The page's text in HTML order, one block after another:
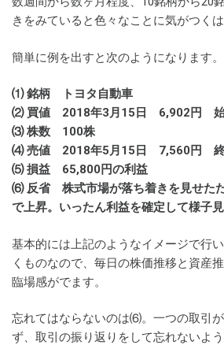
きをみていると色々なことに気がつくは
簡単に例を出すと次のようになります。
⑴ 銘柄 トヨタ自動車
⑵ 買値 2018年3月15日 6,902円 始
⑶ 株数 100株
⑷ 売値 2018年5月15日 7,560円 終
⑸ 損益 65,800円の利益
⑹ 反省 株式市場が落ち着きを見せた
で上昇。いったん利益を確定して様子見
基本的には上記のようなイメージで行
くものなので、毎日の株価推移と資産
臨場感がでます。
忘れてはならないのは⑹。一つの取引
ず、取引の振り返りをして忘れないよ